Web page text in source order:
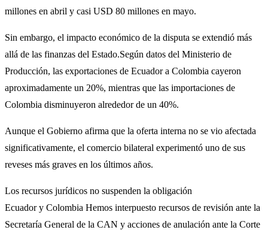
millones en abril y casi USD 80 millones en mayo.
Sin embargo, el impacto económico de la disputa se extendió más
allá de las finanzas del Estado.Según datos del Ministerio de
Producción, las exportaciones de Ecuador a Colombia cayeron
aproximadamente un 20%, mientras que las importaciones de
Colombia disminuyeron alrededor de un 40%.
Aunque el Gobierno afirma que la oferta interna no se vio afectada
significativamente, el comercio bilateral experimentó uno de sus
reveses más graves en los últimos años.
Los recursos jurídicos no suspenden la obligación
Ecuador y Colombia Hemos interpuesto recursos de revisión ante la
Secretaría General de la CAN y acciones de anulación ante la Corte